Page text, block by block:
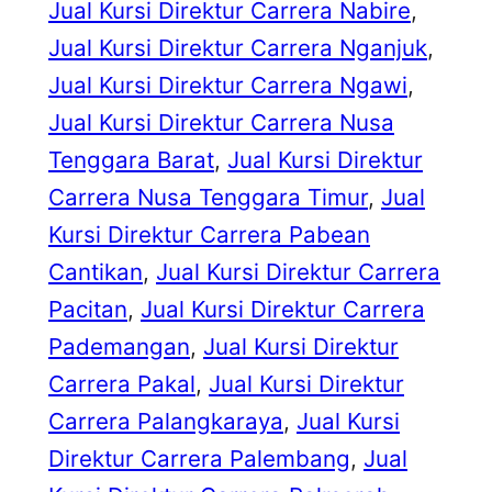
Jual Kursi Direktur Carrera Nabire
Jual Kursi Direktur Carrera Nganjuk
Jual Kursi Direktur Carrera Ngawi
Jual Kursi Direktur Carrera Nusa
Tenggara Barat, Jual Kursi Direktur
Carrera Nusa Tenggara Timur, Jual
Kursi Direktur Carrera Pabean
Cantikan, Jual Kursi Direktur Carrera
Pacitan, Jual Kursi Direktur Carrera
Pademangan, Jual Kursi Direktur
Carrera Pakal, Jual Kursi Direktur
Carrera Palangkaraya, Jual Kursi
Direktur Carrera Palembang, Jual